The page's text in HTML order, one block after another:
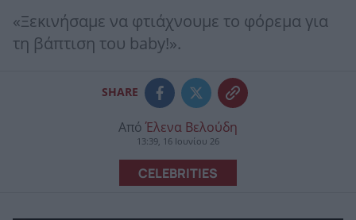
«Ξεκινήσαμε να φτιάχνουμε το φόρεμα για
τη βάπτιση του baby!».
SHARE
Από Έλενα Βελούδη
13:39, 16 Ιουνίου 26
CELEBRITIES